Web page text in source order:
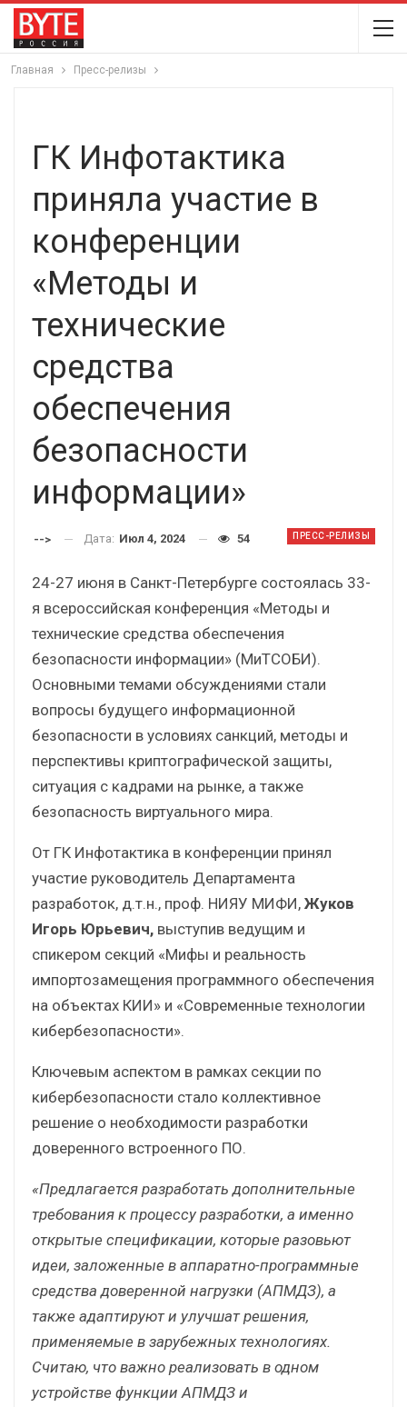
Главная Пресс-релизы
ГК Инфотактика
приняла участие в
конференции
«Методы и
технические
средства
обеспечения
безопасности
информации»
ПРЕСС-РЕЛИЗЫ
--> Дата: Июл 4, 2024 54
24-27 июня в Санкт-Петербурге состоялась 33-
я всероссийская конференция «Методы и
технические средства обеспечения
безопасности информации» (МиТСОБИ).
Основными темами обсуждениями стали
вопросы будущего информационной
безопасности в условиях санкций, методы и
перспективы криптографической защиты,
ситуация с кадрами на рынке, а также
безопасность виртуального мира.
От ГК Инфотактика в конференции принял
участие руководитель Департамента
разработок, д.т.н., проф. НИЯУ МИФИ, Жуков
Игорь Юрьевич, выступив ведущим и
спикером секций «Мифы и реальность
импортозамещения программного обеспечения
на объектах КИИ» и «Современные технологии
кибербезопасности».
Ключевым аспектом в рамках секции по
кибербезопасности стало коллективное
решение о необходимости разработки
доверенного встроенного ПО.
«Предлагается разработать дополнительные
требования к процессу разработки, а именно
открытые спецификации, которые разовьют
идеи, заложенные в аппаратно-программные
средства доверенной нагрузки (АПМДЗ), а
также адаптируют и улучшат решения,
применяемые в зарубежных технологиях.
Считаю, что важно реализовать в одном
устройстве функции АПМДЗ и